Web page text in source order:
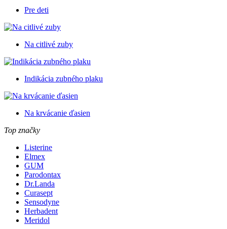
Pre deti
Na citlivé zuby
Indikácia zubného plaku
Na krvácanie ďasien
Top značky
Listerine
Elmex
GUM
Parodontax
Dr.Landa
Curasept
Sensodyne
Herbadent
Meridol